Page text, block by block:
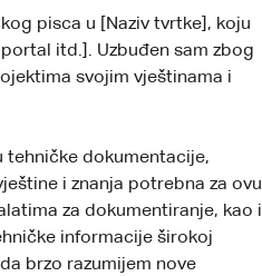
pisca u [Naziv tvrtke], koju
itd.]. Uzbuđen sam zbog
svojim vještinama i
tehničke dokumentacije,
i znanja potrebna za ovu
za dokumentiranje, kao i
informacije širokoj
brzo razumijem nove